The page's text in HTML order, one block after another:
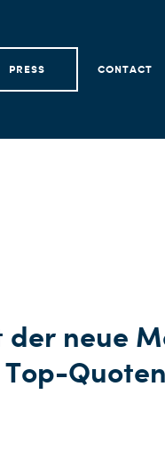
PRESS CONTACT
der neue
Top-